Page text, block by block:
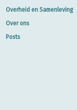
Overheid en Samenleving
Over ons
Posts